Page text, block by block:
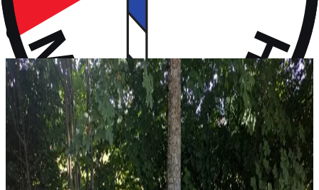
Kunstrasen
vor 10 Monaten
Aktuelles
Neuigkeiten aus dem Vereinsleben und kommende Termine
News
28. Juli 2026
F-Jugend holt Platz 2 beim Turnier in Wall